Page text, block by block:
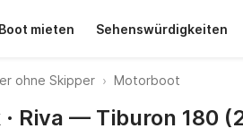
Boot mieten Sehenswürdigkeiten
ohne Skipper Motorboot
Riva — Tiburon 180